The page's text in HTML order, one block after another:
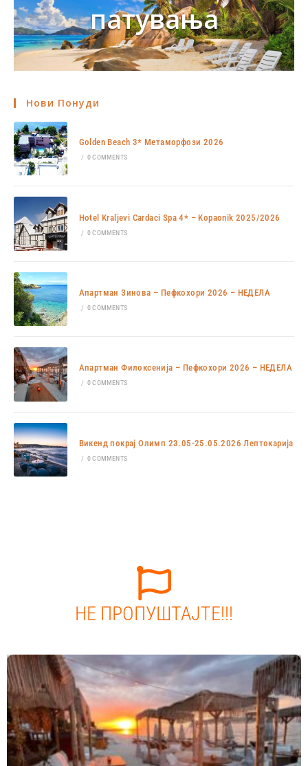
патувања
Нови Понуди
Golden Beach 3* Метаморфози 2026
/ 0 COMMENTS
Hotel Kraljevi Cardaci Spa 4* – Kopaonik 2025/2026
/ 0 COMMENTS
Апартман Зинова – Пефкохори 2026 – НЕДЕЛА
/ 0 COMMENTS
Апартман Филоксенија – Пефкохори 2026 – НЕДЕЛА
/ 0 COMMENTS
Викенд покрај Олимп 23.05-25.05.2026 Лептокарија
/ 0 COMMENTS
НЕ ПРОПУШТАЈТЕ!!!